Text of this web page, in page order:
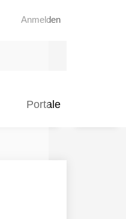
Anmelden
Portale